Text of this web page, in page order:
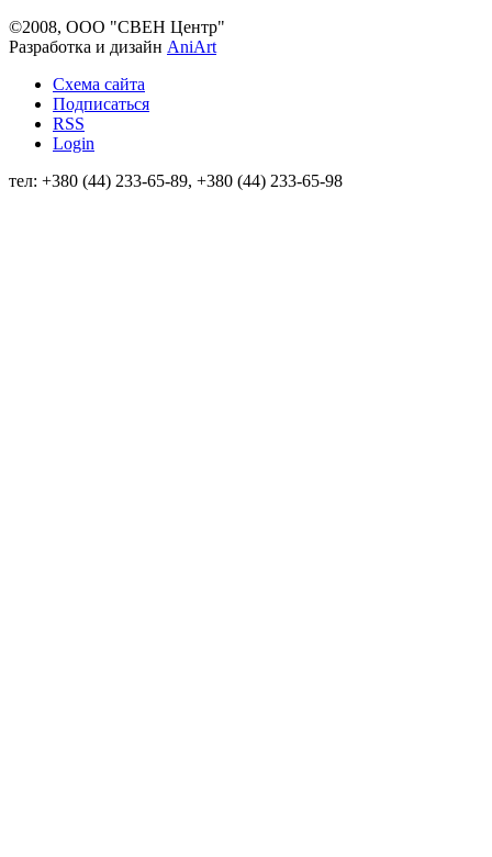
©2008, ООО "СВЕН Центр"
Разработка и дизайн AniArt
Схема сайта
Подписаться
RSS
Login
тел: +380 (44) 233-65-89, +380 (44) 233-65-98